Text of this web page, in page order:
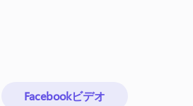
Facebookビデオ